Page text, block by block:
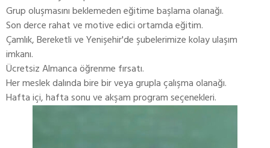
Grup oluşmasını beklemeden eğitime başlama olanağı.
Son derce rahat ve motive edici ortamda eğitim.
Çamlık, Bereketli ve Yenişehir'de şubelerimize kolay ulaşım
imkanı.
Ücretsiz Almanca öğrenme fırsatı.
Her meslek dalında bire bir veya grupla çalışma olanağı.
Hafta içi, hafta sonu ve akşam program seçenekleri.